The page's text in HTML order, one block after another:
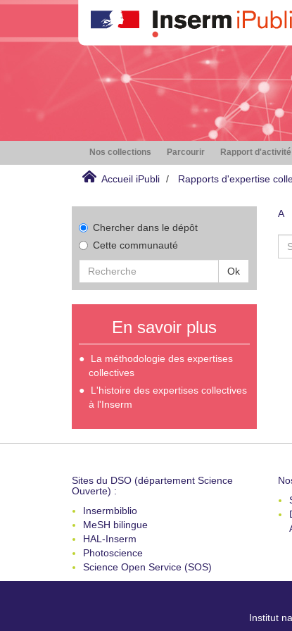
Nos collections Parcourir Rapport d'activité
Accueil iPubli Rapports d'expertise
Chercher dans le dépôt
Cette communauté
Ok
En savoir plus
La méthodologie des expertises
collectives
L'histoire des expertises collectives
à l'Inserm
A
Sites du DSO (département Science
Ouverte) :
Insermbiblio
MeSH bilingue
HAL-Inserm
Photoscience
Science Open Service (SOS)
Institut